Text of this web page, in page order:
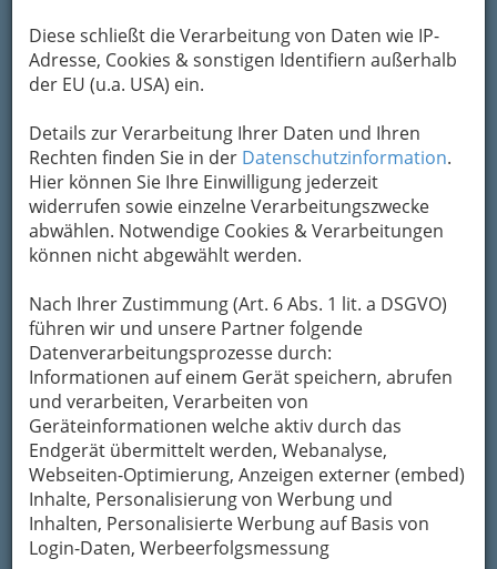
Diese schließt die Verarbeitung von Daten wie IP-
Adresse, Cookies & sonstigen Identifiern außerhalb
der EU (u.a. USA) ein.
Details zur Verarbeitung Ihrer Daten und Ihren
Rechten finden Sie in der Datenschutzinformation.
Hier können Sie Ihre Einwilligung jederzeit
widerrufen sowie einzelne Verarbeitungszwecke
abwählen. Notwendige Cookies & Verarbeitungen
können nicht abgewählt werden.
Nach Ihrer Zustimmung (Art. 6 Abs. 1 lit. a DSGVO)
führen wir und unsere Partner folgende
Datenverarbeitungsprozesse durch:
Informationen auf einem Gerät speichern, abrufen
und verarbeiten, Verarbeiten von
Geräteinformationen welche aktiv durch das
Endgerät übermittelt werden, Webanalyse,
Webseiten-Optimierung, Anzeigen externer (embed)
Inhalte, Personalisierung von Werbung und
Inhalten, Personalisierte Werbung auf Basis von
Login-Daten, Werbeerfolgsmessung
Navigation